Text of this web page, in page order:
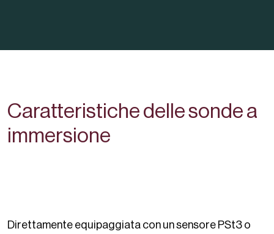
Caratteristiche delle sonde a
immersione
Direttamente equipaggiata con un sensore PSt3 o